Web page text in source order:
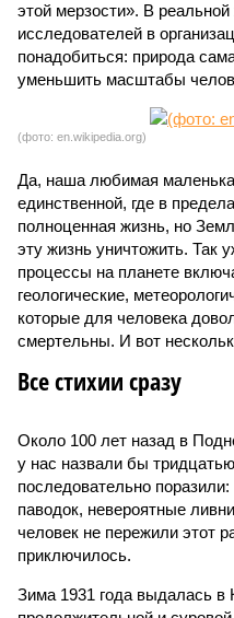
этой мерзости». В
исследователей в
понадобиться: природа
уменьшить масштабы
(фото: en.wikipedia.org)
Да, наша любимая
единственной, где в
полноценная жизнь, но
эту жизнь уничтожить. Так
процессы на планете
геологические,
которые для человека
смертельны. И вот
Все стихии сразу
Около 100 лет назад в
у нас назвали бы
последовательно
паводок, невероятные
человек не пережили этот
приключилось.
Зима 1931 года выдалась в